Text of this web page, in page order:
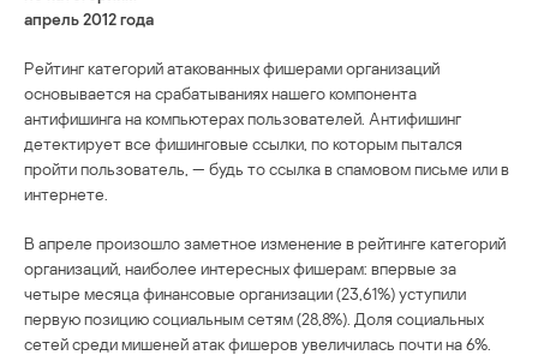
апрель 2012 года
Рейтинг категорий атакованных фишерами организаций
основывается на срабатываниях нашего компонента
антифишинга на компьютерах пользователей. Антифишинг
детектирует все фишинговые ссылки, по которым пытался
пройти пользователь, — будь то ссылка в спамовом письме или в
интернете.
В апреле произошло заметное изменение в рейтинге категорий
организаций, наиболее интересных фишерам: впервые за
четыре месяца финансовые организации (23,61%) уступили
первую позицию социальным сетям (28,8%). Доля социальных
сетей среди мишеней атак фишеров увеличилась почти на 6%.